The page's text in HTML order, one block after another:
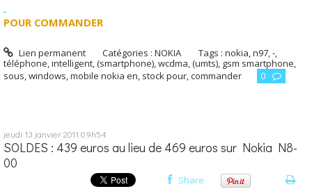
POUR COMMANDER
Lien permanent Catégories :NOKIA Tags :nokia ,n97 ,-
téléphone intelligent (smartphone) wcdma (umts) gsm smartphone
sous windows mobile nokia en stock pour commander 0
jeudi 13 janvier 2011 09h54
SOLDES : 439 euros au lieu de 469 euros sur Nokia N8-
00
Share